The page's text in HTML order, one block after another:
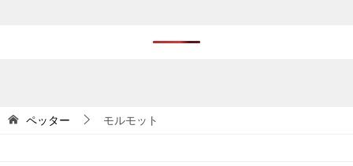
ペッター モルモット